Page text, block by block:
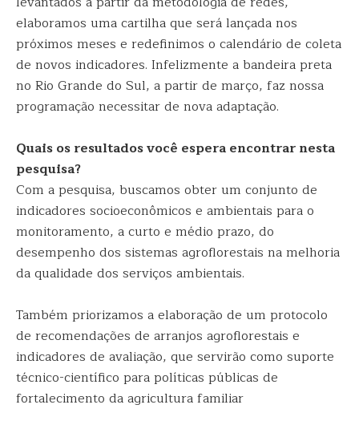
elaboramos uma cartilha que será lançada nos
próximos meses e redefinimos o calendário de coleta
de novos indicadores. Infelizmente a bandeira preta
no Rio Grande do Sul, a partir de março, faz nossa
programação necessitar de nova adaptação.
Quais os resultados você espera encontrar nesta
pesquisa?
Com a pesquisa, buscamos obter um conjunto de
indicadores socioeconômicos e ambientais para o
monitoramento, a curto e médio prazo, do
desempenho dos sistemas agroflorestais na melhoria
da qualidade dos serviços ambientais.
Também priorizamos a elaboração de um protocolo
de recomendações de arranjos agroflorestais e
indicadores de avaliação, que servirão como suporte
técnico-científico para políticas públicas de
fortalecimento da agricultura familiar